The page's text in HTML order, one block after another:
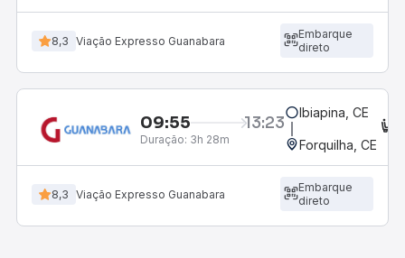
8,3 Viação Expresso Guanabara
Embarque
direto
09:55 13:23
Duração: 3h 28m
Ibiapina, CE
Forquilha, CE
8,3 Viação Expresso Guanabara
Embarque
direto